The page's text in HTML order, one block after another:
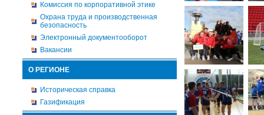
Комиссия по корпоративной этике
Охрана труда и производственная
безопасность
Электронный документооборот
Вакансии
О РЕГИОНЕ
Историческая справка
Газификация